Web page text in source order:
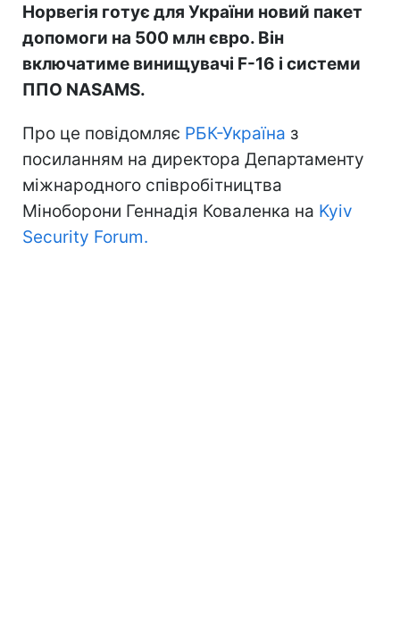
Норвегія готує для України новий пакет
допомоги на 500 млн євро. Він
включатиме винищувачі F-16 і системи
ППО NASAMS.
Про це повідомляє РБК-Україна з
посиланням на директора Департаменту
міжнародного співробітництва
Міноборони Геннадія Коваленка на Kyiv
Security Forum.